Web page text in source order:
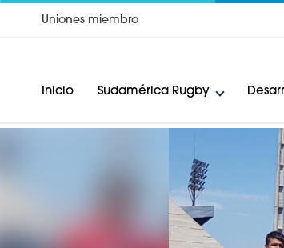
Uniones miembro
Inicio Sudamérica Rugby